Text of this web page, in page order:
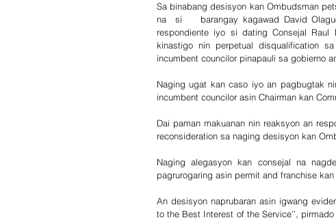
Sa binabang desisyon kan Ombudsman
na  si    barangay kagawad David
respondiente iyo si dating Consejal
kinastigo nin perpetual disqualification
incumbent councilor pinapauli sa gobierno
Naging ugat kan caso iyo an pagbugtak
incumbent councilor asin Chairman kan
Dai paman makuanan nin reaksyon an
reconsideration sa naging desisyon kan
Naging alegasyon kan consejal na
pagrurogaring asin permit and franchise
An desisyon naprubaran asin igwang
to the Best Interest of the Service’’,